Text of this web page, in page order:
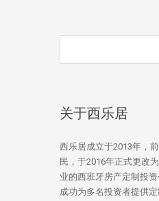
关于西乐居
西乐居成立于2013年，
民，于2016年正式更改
业的西班牙房产定制投
成功为多名投资者提供